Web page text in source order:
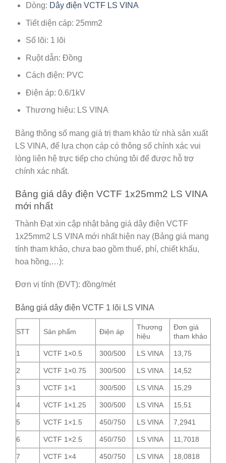
Dòng: Dây điện VCTF LS VINA
Tiết diện cáp: 25mm2
Số lõi: 1 lõi
Ruột dẫn: Đồng
Cách điện: PVC
Điện áp: 0.6/1kV
Thương hiệu: LS VINA
Bảng thông số mang giá trị tham khảo từ nhà sản xuất
LS VINA, để lựa chọn cáp có thông số chính xác vui
lòng liên hệ trực tiếp cho chúng tôi để được hỗ trợ
chính xác nhất.
Bảng giá dây điện VCTF 1x25mm2 LS VINA
mới nhất
Thành Đạt xin cập nhật bảng giá dây điện VCTF
1x25mm2 LS VINA mới nhất hiện nay (Bảng giá mang
tính tham khảo, chưa bao gồm thuế, phí, chiết khấu,
hoa hồng,…):
Đơn vị tính (ĐVT): đồng/mét
Bảng giá dây điện VCTF 1 lõi LS VINA
STT Sản phẩm Điện áp
Thương
hiệu
Đơn giá
tham khảo
1 VCTF 1×0.5 300/500 LS VINA 13,75
2 VCTF 1×0.75 300/500 LS VINA 14,52
3 VCTF 1×1 300/500 LS VINA 15,29
4 VCTF 1×1.25 300/500 LS VINA 15,51
5 VCTF 1×1.5 450/750 LS VINA 7,2941
6 VCTF 1×2.5 450/750 LS VINA 11,7018
7 VCTF 1×4 450/750 LS VINA 18,0818